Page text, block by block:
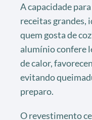
A capacidade para
receitas grandes,
quem gosta de
alumínio confere
de calor,
evitando
preparo.
O revestimento